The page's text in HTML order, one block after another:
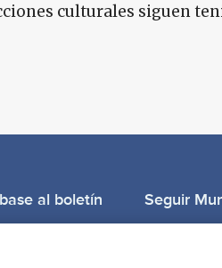
culturales siguen
al boletín Seguir